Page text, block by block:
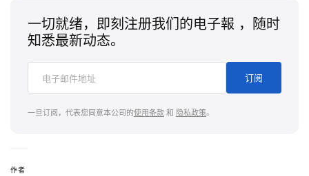
一切就绪，即刻注册我们的电子報 ，随时
知悉最新动态。
订阅
一旦订阅，代表您同意本公司的使用条款和 隐私政策。
作者